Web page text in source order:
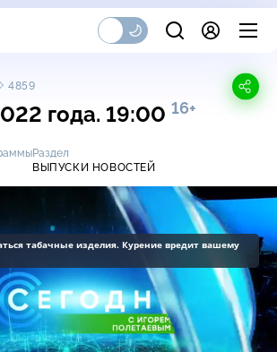
4859
года. 19:00 16+
Раздел
ВЫПУСКИ НОВОСТЕЙ
табачные изделия. Курение вредит вашему